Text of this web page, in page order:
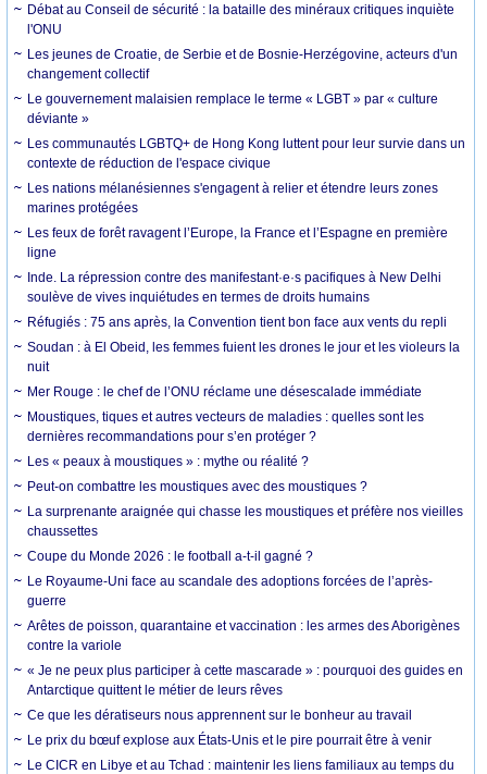
Débat au Conseil de sécurité : la bataille des minéraux critiques inquiète
l'ONU
Les jeunes de Croatie, de Serbie et de Bosnie-Herzégovine, acteurs d'un
changement collectif
Le gouvernement malaisien remplace le terme « LGBT » par « culture
déviante »
Les communautés LGBTQ+ de Hong Kong luttent pour leur survie dans un
contexte de réduction de l'espace civique
Les nations mélanésiennes s'engagent à relier et étendre leurs zones
marines protégées
Les feux de forêt ravagent l’Europe, la France et l’Espagne en première
ligne
Inde. La répression contre des manifestant·e·s pacifiques à New Delhi
soulève de vives inquiétudes en termes de droits humains
Réfugiés : 75 ans après, la Convention tient bon face aux vents du repli
Soudan : à El Obeid, les femmes fuient les drones le jour et les violeurs la
nuit
Mer Rouge : le chef de l’ONU réclame une désescalade immédiate
Moustiques, tiques et autres vecteurs de maladies : quelles sont les
dernières recommandations pour s’en protéger ?
Les « peaux à moustiques » : mythe ou réalité ?
Peut-on combattre les moustiques avec des moustiques ?
La surprenante araignée qui chasse les moustiques et préfère nos vieilles
chaussettes
Coupe du Monde 2026 : le football a-t-il gagné ?
Le Royaume-Uni face au scandale des adoptions forcées de l’après-
guerre
Arêtes de poisson, quarantaine et vaccination : les armes des Aborigènes
contre la variole
« Je ne peux plus participer à cette mascarade » : pourquoi des guides en
Antarctique quittent le métier de leurs rêves
Ce que les dératiseurs nous apprennent sur le bonheur au travail
Le prix du bœuf explose aux États-Unis et le pire pourrait être à venir
Le CICR en Libye et au Tchad : maintenir les liens familiaux au temps du